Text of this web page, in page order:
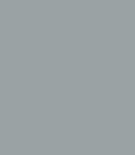
oder andere Stelle,
die Zwecke und Mittel